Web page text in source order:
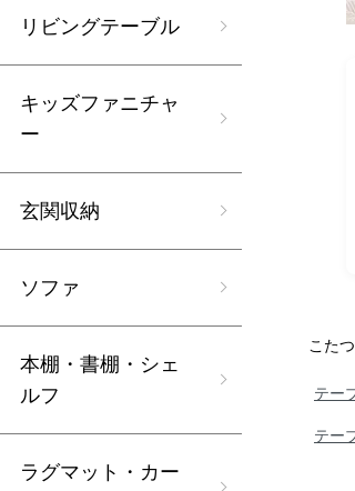
こた
テー
テー
リビングテーブル
キッズファニチャ
ー
玄関収納
ソファ
本棚・書棚・シェ
ルフ
ラグマット・カー